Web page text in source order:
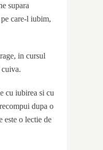
supara
care-l iubim,
in cursul
cu iubirea si cu
dupa o
este o lectie de